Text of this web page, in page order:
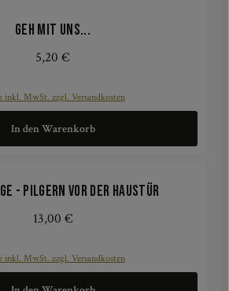
Geh mit uns...
Regulärer Preis:
5,20 €
inkl. MwSt. zzgl. Versandkosten
In den Warenkorb
- Pilgern vor der Haustür
Regulärer Preis:
13,00 €
inkl. MwSt. zzgl. Versandkosten